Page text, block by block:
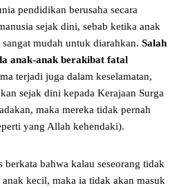
pendidikan berusaha secara
sejak dini, sebab ketika anak
mudah untuk diarahkan. Salah
anak-anak berakibat fatal
terjadi juga dalam keselamatan,
sejak dini kepada Kerajaan Surga
maka mereka tidak pernah
yang Allah kehendaki).
berkata bahwa kalau seseorang tidak
kecil, maka ia tidak akan masuk